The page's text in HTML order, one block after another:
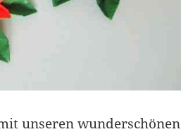
unseren wunderschönen